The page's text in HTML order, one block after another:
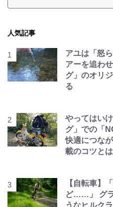
人気記事
アユは「怒
アーを追わ
グ」のオリ
る
やってはい
グ」での「
快適につな
載のコツと
【自転車】
ど……」 グ
うなヒルク